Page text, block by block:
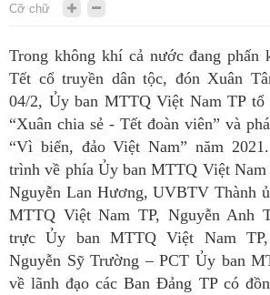
Cỡ chữ
Trong không khí cả nước đang phấn
Tết cổ truyền dân tộc, đón Xuân
04/2, Ủy ban MTTQ Việt Nam TP tổ
“Xuân chia sẻ - Tết đoàn viên” và
“Vì biển, đảo Việt Nam” năm
trình về phía Ủy ban MTTQ Việt Nam
Nguyễn Lan Hương, UVBTV Thành
MTTQ Việt Nam TP, Nguyễn Anh
trực Ủy ban MTTQ Việt Nam
Nguyễn Sỹ Trường – PCT Ủy ban
về lãnh đạo các Ban Đảng TP có